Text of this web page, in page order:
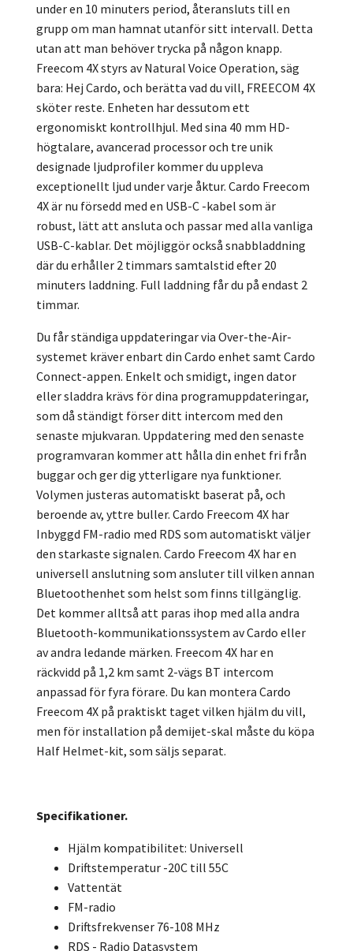
under en 10 minuters period, återansluts till en
grupp om man hamnat utanför sitt intervall. Detta
utan att man behöver trycka på någon knapp.
Freecom 4X styrs av Natural Voice Operation, säg
bara: Hej Cardo, och berätta vad du vill, FREECOM 4X
sköter reste. Enheten har dessutom ett
ergonomiskt kontrollhjul. Med sina 40 mm HD-
högtalare, avancerad processor och tre unik
designade ljudprofiler kommer du uppleva
exceptionellt ljud under varje åktur. Cardo Freecom
4X är nu försedd med en USB-C -kabel som är
robust, lätt att ansluta och passar med alla vanliga
USB-C-kablar. Det möjliggör också snabbladdning
där du erhåller 2 timmars samtalstid efter 20
minuters laddning. Full laddning får du på endast 2
timmar.
Du får ständiga uppdateringar via Over-the-Air-
systemet kräver enbart din Cardo enhet samt Cardo
Connect-appen. Enkelt och smidigt, ingen dator
eller sladdra krävs för dina programuppdateringar,
som då ständigt förser ditt intercom med den
senaste mjukvaran. Uppdatering med den senaste
programvaran kommer att hålla din enhet fri från
buggar och ger dig ytterligare nya funktioner.
Volymen justeras automatiskt baserat på, och
beroende av, yttre buller. Cardo Freecom 4X har
Inbyggd FM-radio med RDS som automatiskt väljer
den starkaste signalen. Cardo Freecom 4X har en
universell anslutning som ansluter till vilken annan
Bluetoothenhet som helst som finns tillgänglig.
Det kommer alltså att paras ihop med alla andra
Bluetooth-kommunikationssystem av Cardo eller
av andra ledande märken. Freecom 4X har en
räckvidd på 1,2 km samt 2-vägs BT intercom
anpassad för fyra förare. Du kan montera Cardo
Freecom 4X på praktiskt taget vilken hjälm du vill,
men för installation på demijet-skal måste du köpa
Half Helmet-kit, som säljs separat.
Specifikationer.
Hjälm kompatibilitet: Universell
Driftstemperatur -20C till 55C
Vattentät
FM-radio
Driftsfrekvenser 76-108 MHz
RDS - Radio Datasystem